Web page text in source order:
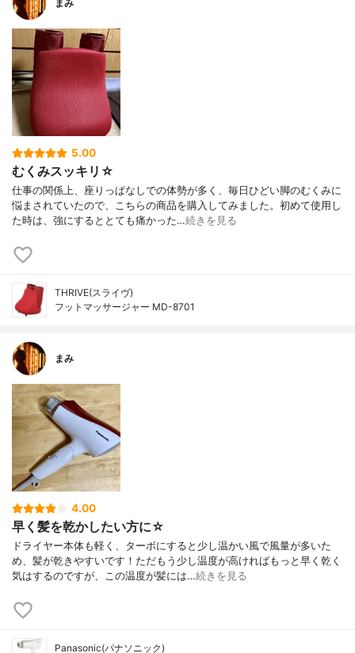
まみ
5.00
むくみスッキリ☆
仕事の関係上、座りっぱなしでの体勢が多く、毎日ひどい脚のむくみに
悩まされていたので、こちらの商品を購入してみました。初めて使用し
た時は、強にするととても痛かった…続きを見る
THRIVE(スライヴ)
フットマッサージャー MD-8701
まみ
4.00
早く髪を乾かしたい方に☆
ドライヤー本体も軽く、ターボにすると少し温かい風で風量が多いた
め、髪が乾きやすいです！ただもう少し温度が高ければもっと早く乾く
気はするのですが、この温度が髪には…続きを見る
Panasonic(パナソニック)